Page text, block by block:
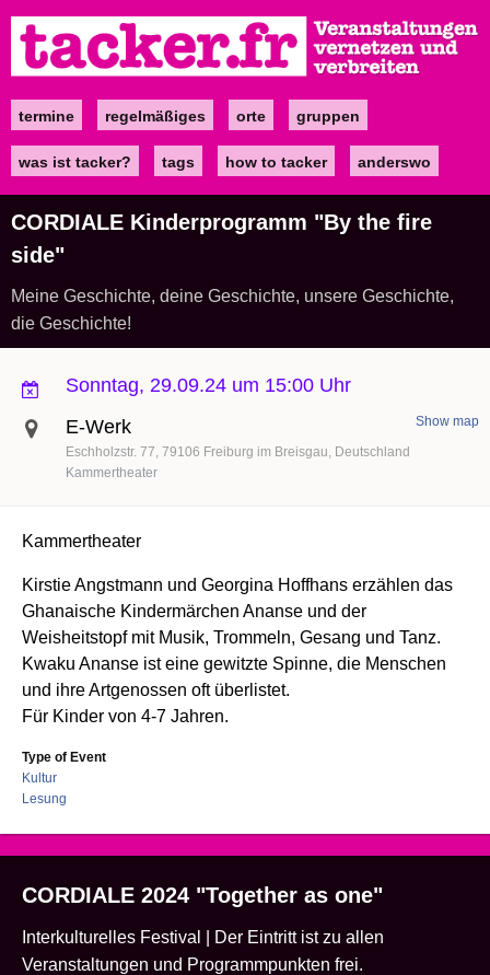
zum
Inhalt
Maintermine regelmäßiges orte gruppen
was ist tacker? tags how to tacker anderswo
CORDIALE Kinderprogramm "By the fire
side"
Meine Geschichte, deine Geschichte, unsere Geschichte,
die Geschichte!
Sonntag, 29.09.24 um 15:00 Uhr
E-Werk
Eschholzstr. 77 79106 Freiburg im Breisgau Deutschland
Show map
Kammertheater
Kammertheater
Kirstie Angstmann und Georgina Hoffhans erzählen das
Ghanaische Kindermärchen Ananse und der
Weisheitstopf mit Musik, Trommeln, Gesang und Tanz.
Kwaku Ananse ist eine gewitzte Spinne, die Menschen
und ihre Artgenossen oft überlistet.
Für Kinder von 4-7 Jahren.
Type of Event
Kultur
Lesung
CORDIALE 2024 "Together as one"
Interkulturelles Festival | Der Eintritt ist zu allen
Veranstaltungen und Programmpunkten frei.